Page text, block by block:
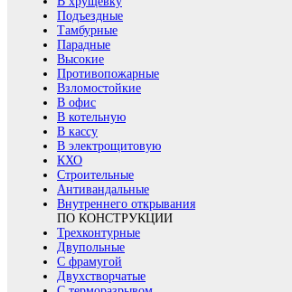
Подъездные
Тамбурные
Парадные
Высокие
Противопожарные
Взломостойкие
В офис
В котельную
В кассу
В электрощитовую
КХО
Строительные
Антивандальные
Внутреннего открывания
ПО КОНСТРУКЦИИ
Трехконтурные
Двупольные
С фрамугой
Двухстворчатые